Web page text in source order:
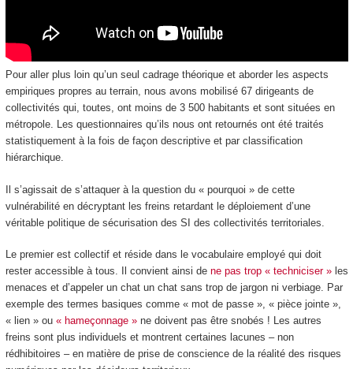
Pour aller plus loin qu’un seul cadrage théorique et aborder les aspects
empiriques propres au terrain, nous avons mobilisé 67 dirigeants de
collectivités qui, toutes, ont moins de 3 500 habitants et sont situées en
métropole. Les questionnaires qu’ils nous ont retournés ont été traités
statistiquement à la fois de façon descriptive et par classification
hiérarchique.
Il s’agissait de s’attaquer à la question du « pourquoi » de cette
vulnérabilité en décryptant les freins retardant le déploiement d’une
véritable politique de sécurisation des SI des collectivités territoriales.
Le premier est collectif et réside dans le vocabulaire employé qui doit
rester accessible à tous. Il convient ainsi de ne pas trop « techniciser »les
menaces et d’appeler un chat un chat sans trop de jargon ni verbiage. Par
exemple des termes basiques comme « mot de passe », « pièce jointe »,
« lien » ou « hameçonnage »ne doivent pas être snobés ! Les autres
freins sont plus individuels et montrent certaines lacunes – non
rédhibitoires – en matière de prise de conscience de la réalité des risques